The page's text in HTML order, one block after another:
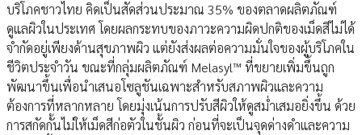
บริโภคชาวไทย คิดเป็นสัดส่วนประมาณ 35% ของตลาดผลิตภัณฑ์
ดูแลผิวในประเทศ โดยผลกระทบของภาวะความผิดปกติของเม็ดสีไม่ได้
จำกัดอยู่เพียงด้านสุขภาพผิว แต่ยังส่งผลต่อความมั่นใจของผู้บริโภคใน
ชีวิตประจำวัน ขณะที่กลุ่มผลิตภัณฑ์ Melasyl™ ที่ขยายเพิ่มขึ้นถูก
พัฒนาขึ้นเพื่อนำเสนอโซลูชันเฉพาะสำหรับสภาพผิวและความ
ต้องการที่หลากหลาย โดยมุ่งเน้นการปรับสีผิวให้ดูสม่ำเสมอยิ่งขึ้น ด้วย
การสกัดกั้นไม่ให้เม็ดสีก่อตัวในชั้นผิว ก่อนที่จะเป็นจุดด่างดำและความ